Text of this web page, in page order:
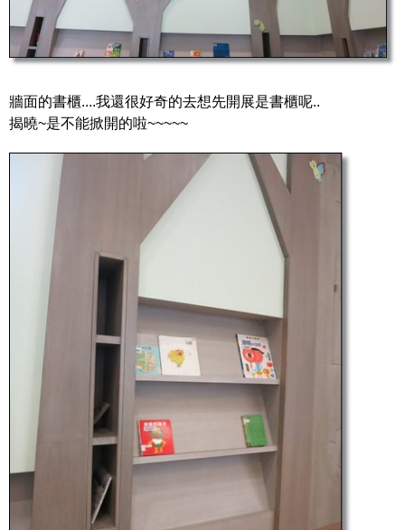
牆面的書櫃....我還很好奇的去想先開展是書櫃呢..
揭曉~是不能掀開的啦~~~~~